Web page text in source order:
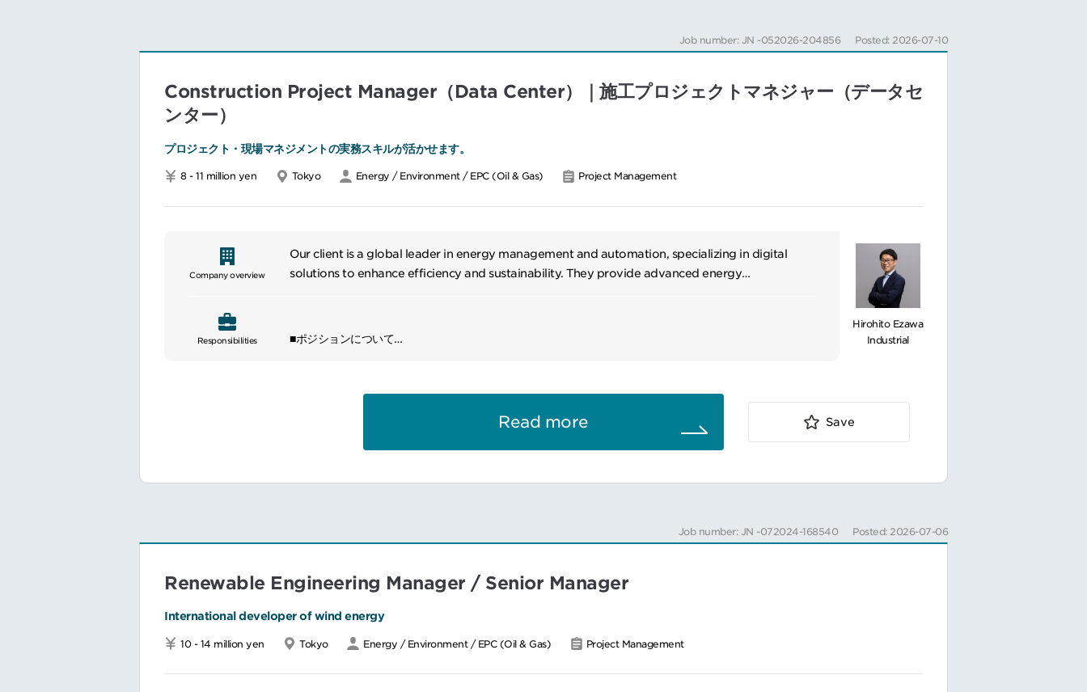
Job number: JN -052026-204856 Posted: 2026-07-10
Construction Project Manager（Data Center）｜施工プロジェクトマネジャー（データセ
ンター）
プロジェクト・現場マネジメントの実務スキルが活かせます。
8 - 11 million yen Tokyo Energy / Environment / EPC (Oil & Gas) Project Management
Company overview
Our client is a global leader in energy management and automation, specializing in digital
solutions to enhance efficiency and sustainability. They provide advanced energy
In Japan, they focus on delivering tailored solutions to meet local market needs, contributing
Responsibilities
■ポジションについて
前工程の仕様調整や設計、試験は社内外の別部隊が担当し、主に工事・試運転フェーズで現場代理人の責務
社内にて顧客と技術的要素について協働
現在のメインターゲットは、昨今建設ラッシュを迎えているデータセンターを保有する、外資もしくは日系
の大手企業です。
ひとつひとつの案件の規模が非常に大きい為、責任があり且つ裁量を持ってビジネスに携わることが出来ま
最先端のトレンドに関われる為、自身の成長にも繋がる、とても貴重なポジションです。
Hirohito Ezawa
Industrial
Read more Save
Job number: JN -072024-168540 Posted: 2026-07-06
Renewable Engineering Manager / Senior Manager
International developer of wind energy
10 - 14 million yen Tokyo Energy / Environment / EPC (Oil & Gas) Project Management